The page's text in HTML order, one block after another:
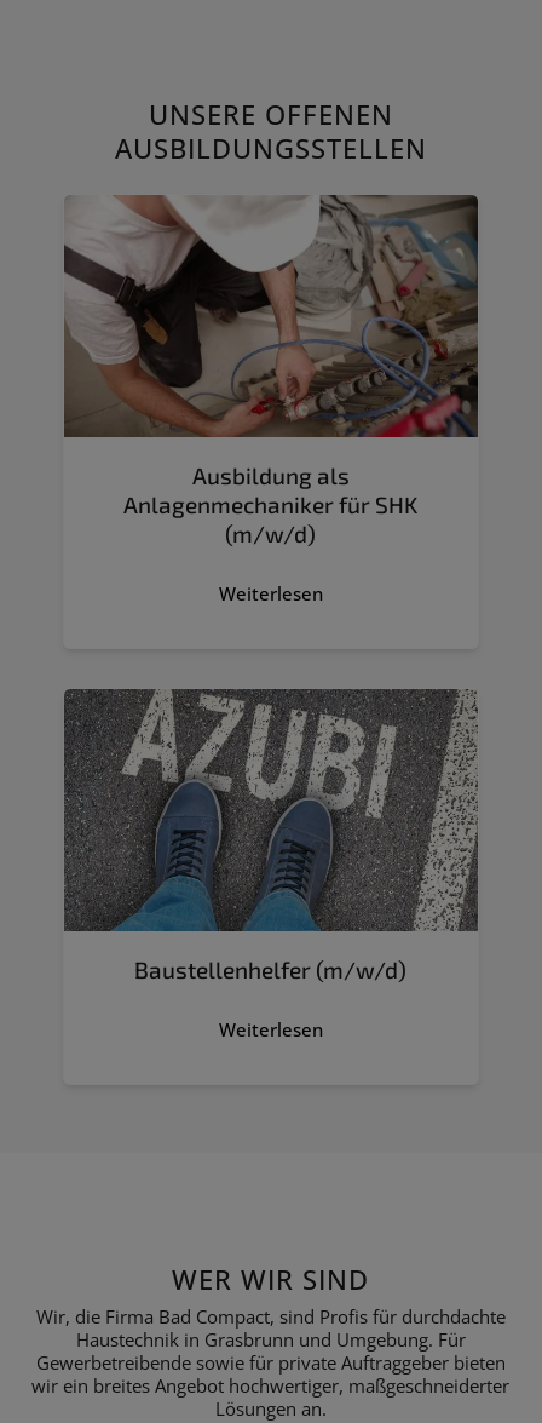
UNSERE OFFENEN
AUSBILDUNGSSTELLEN
Ausbildung als
Anlagenmechaniker für SHK
(m/w/d)
Weiterlesen
Baustellenhelfer (m/w/d)
Weiterlesen
WER WIR SIND
Wir, die Firma Bad Compact, sind Profis für durchdachte
Haustechnik in Grasbrunn und Umgebung. Für
Gewerbetreibende sowie für private Auftraggeber bieten
wir ein breites Angebot hochwertiger, maßgeschneiderter
Lösungen an.